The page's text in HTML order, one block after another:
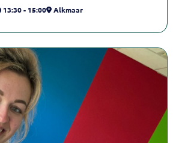
dat. Je hebt hier geen speciale
Door gerichte
gaat het schrijven helemaal
je wat er in je leeft en
jou is. Je vertrekt met meer rust
13:30 - 15:00 Alkmaar